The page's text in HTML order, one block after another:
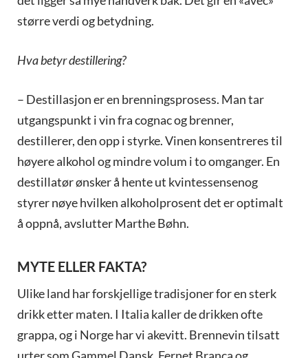
større verdi og betydning.
Hva betyr destillering?
– Destillasjon er en brenningsprosess. Man tar
utgangspunkt i vin fra cognac og brenner,
destillerer, den opp i styrke. Vinen konsentreres til
høyere alkohol og mindre volum i to omganger. En
destillatør ønsker å hente ut kvintessensenog
styrer nøye hvilken alkoholprosent det er optimalt
å oppnå, avslutter Marthe Bøhn.
MYTE ELLER FAKTA?
Ulike land har forskjellige tradisjoner for en sterk
drikk etter maten. I Italia kaller de drikken ofte
grappa, og i Norge har vi akevitt. Brennevin tilsatt